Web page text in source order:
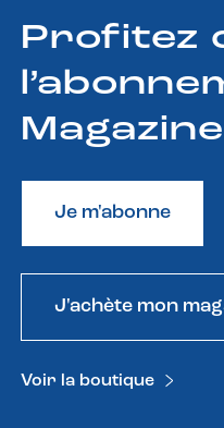
Profitez
Magazine
Je m'abonne
J'achète mon
Voir la boutique